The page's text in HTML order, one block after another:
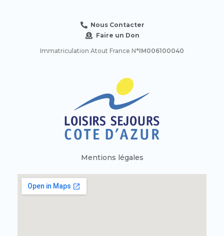
Nous Contacter
Faire un Don
Immatriculation Atout France N°IM006100040
Mentions légales